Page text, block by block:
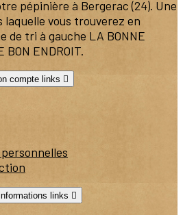
pépinière à Bergerac (24). Une
laquelle vous trouverez en
de tri à gauche LA BONNE
BON ENDROIT.
compte links 
links 